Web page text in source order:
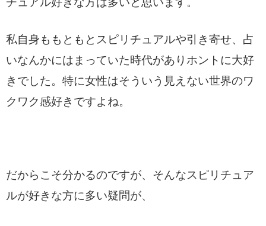
私自身ももともとスピリチュアルや引き寄せ、占
いなんかにはまっていた時代がありホントに大好
きでした。特に女性はそういう見えない世界のワ
クワク感好きですよね。
だからこそ分かるのですが、そんなスピリチュア
ルが好きな方に多い疑問が、